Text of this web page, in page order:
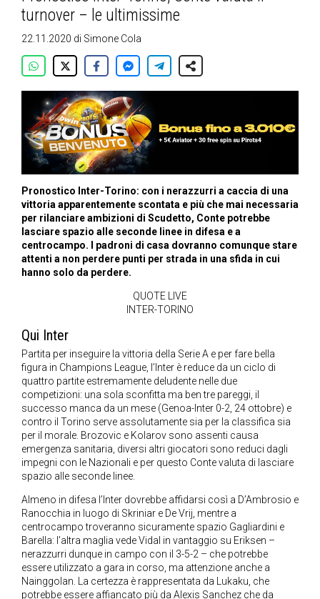
turnover – le ultimissime
22.11.2020 di Simone Cola
Pronostico Inter-Torino: con i nerazzurri a caccia di una
vittoria apparentemente scontata e più che mai necessaria
per rilanciare ambizioni di Scudetto, Conte potrebbe
lasciare spazio alle seconde linee in difesa e a
centrocampo. I padroni di casa dovranno comunque stare
attenti a non perdere punti per strada in una sfida in cui
hanno solo da perdere.
QUOTE LIVE
INTER-TORINO
Qui Inter
Partita per inseguire la vittoria della Serie A e per fare bella
figura in Champions League, l’Inter è reduce da un ciclo di
quattro partite estremamente deludente nelle due
competizioni: una sola sconfitta ma ben tre pareggi, il
successo manca da un mese (Genoa-Inter 0-2, 24 ottobre) e
contro il Torino serve assolutamente sia per la classifica sia
per il morale. Brozovic e Kolarov sono assenti causa
emergenza sanitaria, diversi altri giocatori sono reduci dagli
impegni con le Nazionali e per questo Conte valuta di lasciare
spazio alle seconde linee.
Almeno in difesa l’Inter dovrebbe affidarsi così a D’Ambrosio e
Ranocchia in luogo di Skriniar e De Vrij, mentre a
centrocampo troveranno sicuramente spazio Gagliardini e
Barella: l’altra maglia vede Vidal in vantaggio su Eriksen –
nerazzurri dunque in campo con il 3-5-2 – che potrebbe
essere utilizzato a gara in corso, ma attenzione anche a
Nainggolan. La certezza è rappresentata da Lukaku, che
potrebbe essere affiancato più da Alexis Sanchez che da